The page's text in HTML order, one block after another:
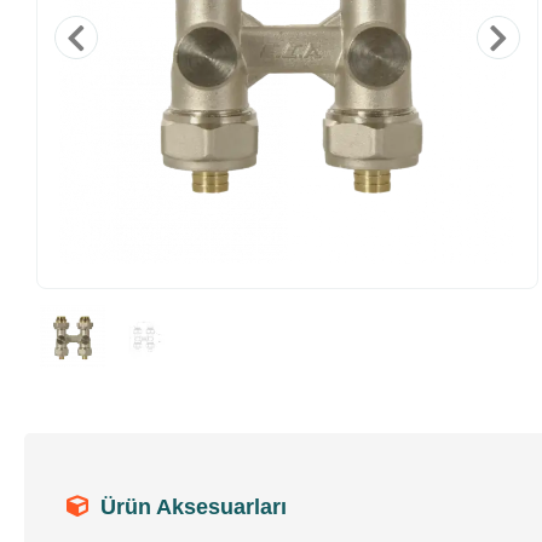
Ürün Aksesuarları